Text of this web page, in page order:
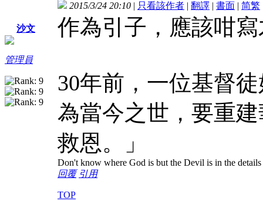
沙文
管理員
2015/3/24 20:10 | 只看該作者 | 翻譯 | 書面 | 简繁
作為引子，應該咁
30年前，一位基督
為當今之世，要重
救恩。」
Don't know where God is but the Devil is in the details
回覆 引用
TOP